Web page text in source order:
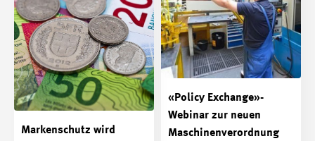
«Policy Exchange»-
Webinar zur neuen
Maschinenverordnung
Markenschutz wird